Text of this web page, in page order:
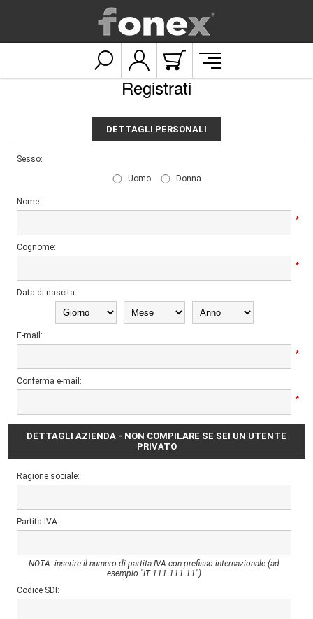
Registrati
DETTAGLI PERSONALI
Sesso:
Uomo
Donna
Nome:
*
Cognome:
*
Data di nascita:
E-mail:
*
Conferma e-mail:
*
DETTAGLI AZIENDA - NON COMPILARE SE SEI UN UTENTE
PRIVATO
Ragione sociale:
Partita IVA:
NOTA: inserire il numero di partita IVA con prefisso internazionale (ad
esempio "IT 111 111 11")
Codice SDI: